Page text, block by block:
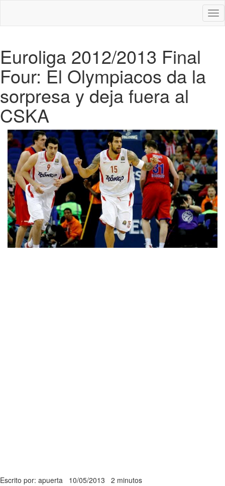
Euroliga 2012/2013 Final
Four: El Olympiacos da la
sorpresa y deja fuera al
CSKA
Escrito por: apuerta 10/05/2013 2 minutos